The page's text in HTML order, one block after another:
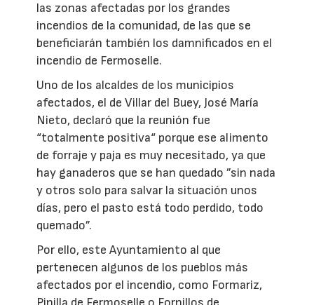
las zonas afectadas por los grandes
incendios de la comunidad, de las que se
beneficiarán también los damnificados en el
incendio de Fermoselle.
Uno de los alcaldes de los municipios
afectados, el de Villar del Buey, José María
Nieto, declaró que la reunión fue
“totalmente positiva“ porque ese alimento
de forraje y paja es muy necesitado, ya que
hay ganaderos que se han quedado ”sin nada
y otros solo para salvar la situación unos
días, pero el pasto está todo perdido, todo
quemado”.
Por ello, este Ayuntamiento al que
pertenecen algunos de los pueblos más
afectados por el incendio, como Formariz,